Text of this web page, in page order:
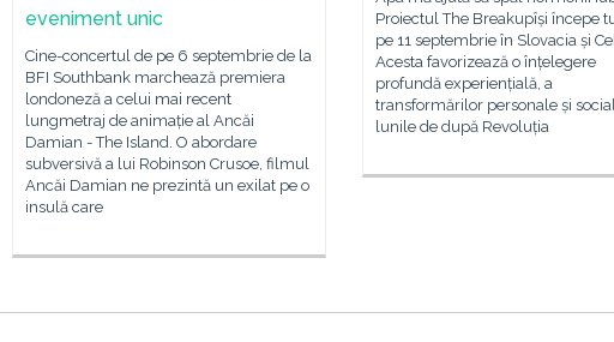
Proiectul The Breakupîși începe
pe 11 septembrie în Slovacia și
Acesta favorizează o înțelegere
profundă experiențială, a
transformărilor personale și
lunile de după Revoluția
eveniment unic
Cine-concertul de pe 6 septembrie de la
BFI Southbank marchează premiera
londoneză a celui mai recent
lungmetraj de animație al Ancăi
Damian - The Island. O abordare
subversivă a lui Robinson Crusoe, filmul
Ancăi Damian ne prezintă un exilat pe o
insulă care